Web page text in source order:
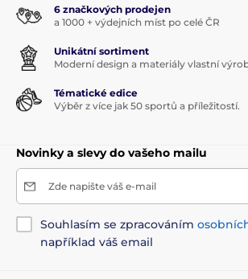
6 značkových prodejen
a 1000 + výdejních míst po celé ČR
Unikátní sortiment
Moderní design a materiály vlastní
Tématické edice
Výběr z více jak 50 sportů a příležitostí.
Novinky a slevy do vašeho mailu
Zde napište váš e-mail
Souhlasím se zpracováním
například váš email